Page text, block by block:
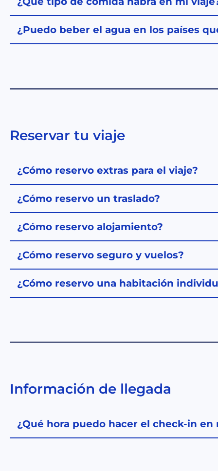
¿Puedo beber el agua en los países
Reservar tu viaje
¿Cómo reservo extras para el viaje?
¿Cómo reservo un traslado?
¿Cómo reservo alojamiento?
¿Cómo reservo seguro y vuelos?
¿Cómo reservo una habitación
Información de llegada
¿Qué hora puedo hacer el check-in